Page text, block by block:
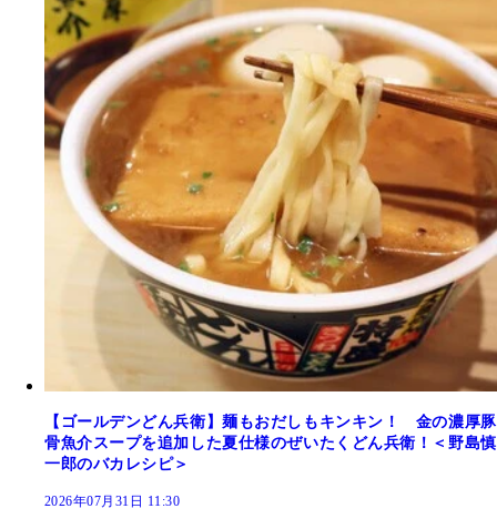
【ゴールデンどん兵衛】麺もおだしもキンキン！ 金の濃厚豚
骨魚介スープを追加した夏仕様のぜいたくどん兵衛！＜野島慎
一郎のバカレシピ＞
2026年07月31日 11:30